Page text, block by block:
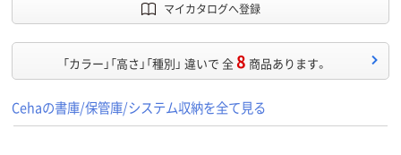
マイカタログへ登録
「カラー」「高さ」「種別」 違いで 全8 商品あります。
Cehaの書庫/保管庫/システム収納を全て見る